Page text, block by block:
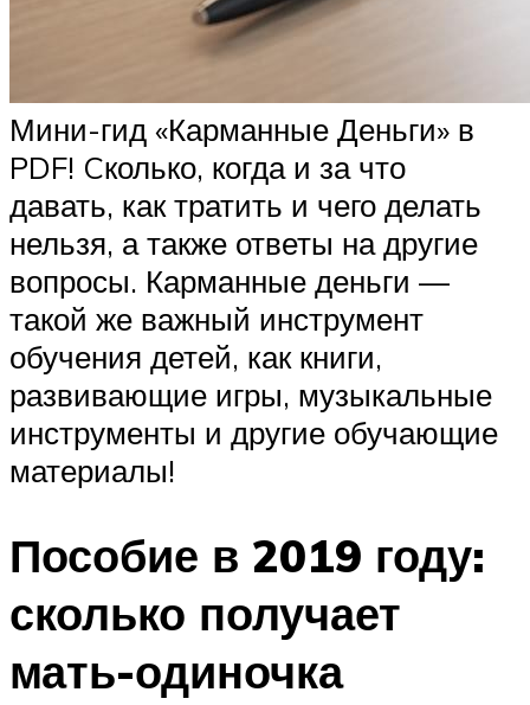
Мини-гид «Карманные Деньги» в
PDF! Cколько, когда и за что
давать, как тратить и чего делать
нельзя, а также ответы на другие
вопросы. Карманные деньги —
такой же важный инструмент
обучения детей, как книги,
развивающие игры, музыкальные
инструменты и другие обучающие
материалы!
Пособие в 2019 году:
сколько получает
мать-одиночка